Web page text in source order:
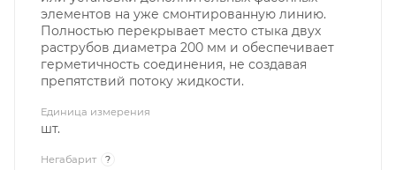
элементов на уже смонтированную линию.
Полностью перекрывает место стыка двух
раструбов диаметра 200 мм и обеспечивает
герметичность соединения, не создавая
препятствий потоку жидкости.
Единица измерения
шт.
Негабарит ?